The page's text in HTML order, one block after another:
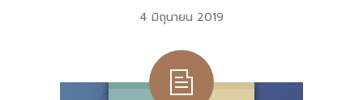
4 มิถุนายน 2019